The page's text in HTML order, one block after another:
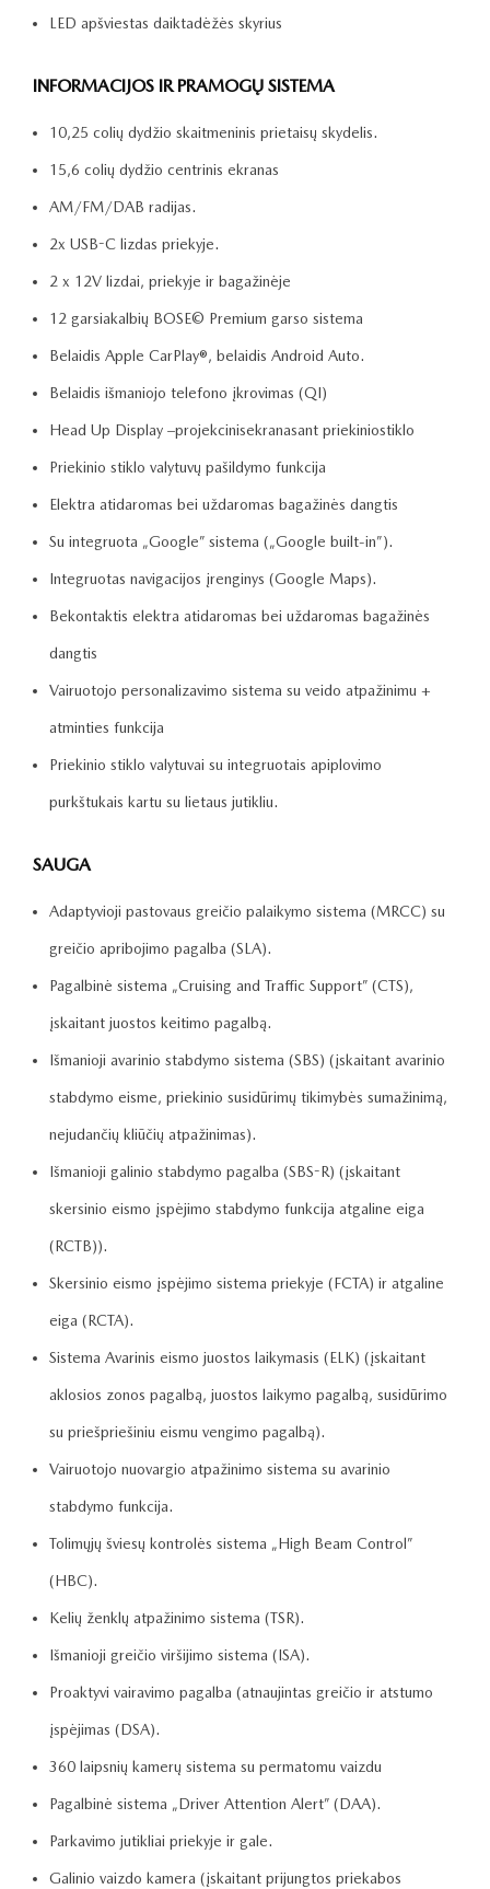
LED apšviestas daiktadėžės skyrius
INFORMACIJOS IR PRAMOGŲ SISTEMA
10,25 colių dydžio skaitmeninis prietaisų skydelis.
15,6 colių dydžio centrinis ekranas
AM/FM/DAB radijas.
2x USB-C lizdas priekyje.
2 x 12V lizdai, priekyje ir bagažinėje
12 garsiakalbių BOSE© Premium garso sistema
Belaidis Apple CarPlay®, belaidis Android Auto.
Belaidis išmaniojo telefono įkrovimas (QI)
Head Up Display –projekcinisekranasant priekiniostiklo
Priekinio stiklo valytuvų pašildymo funkcija
Elektra atidaromas bei uždaromas bagažinės dangtis
Su integruota „Google” sistema („Google built-in”).
Integruotas navigacijos įrenginys (Google Maps).
Bekontaktis elektra atidaromas bei uždaromas bagažinės
dangtis
Vairuotojo personalizavimo sistema su veido atpažinimu +
atminties funkcija
Priekinio stiklo valytuvai su integruotais apiplovimo
purkštukais kartu su lietaus jutikliu.
SAUGA
Adaptyvioji pastovaus greičio palaikymo sistema (MRCC) su
greičio apribojimo pagalba (SLA).
Pagalbinė sistema „Cruising and Traffic Support” (CTS),
įskaitant juostos keitimo pagalbą.
Išmanioji avarinio stabdymo sistema (SBS) (įskaitant avarinio
stabdymo eisme, priekinio susidūrimų tikimybės sumažinimą,
nejudančių kliūčių atpažinimas).
Išmanioji galinio stabdymo pagalba (SBS-R) (įskaitant
skersinio eismo įspėjimo stabdymo funkcija atgaline eiga
(RCTB)).
Skersinio eismo įspėjimo sistema priekyje (FCTA) ir atgaline
eiga (RCTA).
Sistema Avarinis eismo juostos laikymasis (ELK) (įskaitant
aklosios zonos pagalbą, juostos laikymo pagalbą, susidūrimo
su priešpriešiniu eismu vengimo pagalbą).
Vairuotojo nuovargio atpažinimo sistema su avarinio
stabdymo funkcija.
Tolimųjų šviesų kontrolės sistema „High Beam Control”
(HBC).
Kelių ženklų atpažinimo sistema (TSR).
Išmanioji greičio viršijimo sistema (ISA).
Proaktyvi vairavimo pagalba (atnaujintas greičio ir atstumo
įspėjimas (DSA).
360 laipsnių kamerų sistema su permatomu vaizdu
Pagalbinė sistema „Driver Attention Alert” (DAA).
Parkavimo jutikliai priekyje ir gale.
Galinio vaizdo kamera (įskaitant prijungtos priekabos